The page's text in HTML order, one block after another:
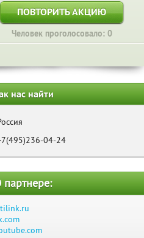
ПОВТОРИТЬ АКЦИЮ
Человек проголосовало: 0
нас найти
04-24
партнере: